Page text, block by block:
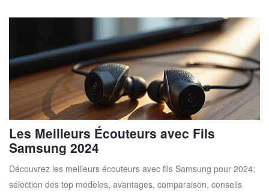
Les Meilleurs Écouteurs avec Fils
Samsung 2024
Découvrez les meilleurs écouteurs avec fils Samsung pour 2024:
sélection des top modèles, avantages, comparaison, conseils